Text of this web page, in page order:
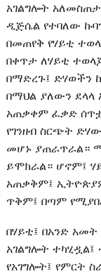
አገልግሎት
ዲጅሴል የተባለው
በመጠየቅ የሃይቲ
በቀጥታ ለሃይቲ
በማድረጉ፤ ድሃወችን
በማህል ያለውን ደላላ
አጠቃቀም ፈቃድ
የገንዘብ ስርጭት
መሆኑ ያጠራጥራል።
ይሞክራል። ሆኖም፤
አጠቃቅም፤
ጥቅም፤ በጣም
በሃይቲ፤ በአንድ
አገልግሎት
የአገግሎት፤ የምርት